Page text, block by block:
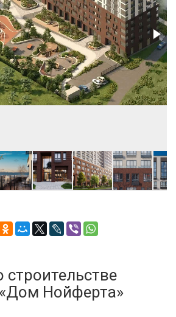
на Мельникайте
строительстве
Нойферта»